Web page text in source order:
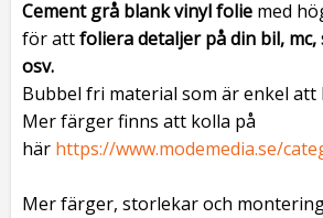
Cement grå blankvinyl folie med
för attfoliera detaljer på din bil, mc,
osv.
Bubbel fri material som är enkel att
Mer färger finns att kolla på
här https://www.modemedia.se/
Mer färger, storlekar och